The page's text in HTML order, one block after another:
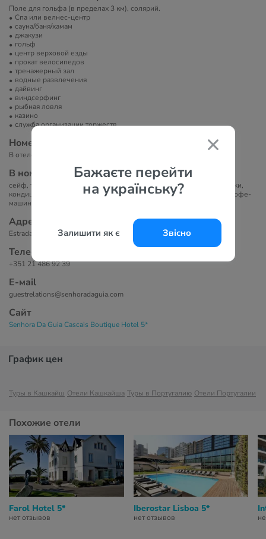
Бажаєте перейти
на українську?
Залишити як є Звісно
Поле для гольфа (в пределах 3 км), солярий.
Спа или велнес-центр
сауна/баня/хамам
джакузи
гольф
центр верховой езды
прокат велосипедов
тренажерный зал
водные развлечения
дайвинг
виндсерфинг
рыбная ловля
казино
служба организации торжеств
Номера
В отеле 41 номер.
В номерах
сейф, телефон, ванная комната, биде, фен, банные халаты и тапочки,
кондиционер, мини-бар, доступ к высокоскоростному интернету, кофе-
машина, балкон или терраса
Адрес
Estrada do Guincho, 2750-642 Cascais Portugal
Телефоны
+351 21 486 92 39
Е-маil
guestrelations@senhoradaguia.com
Сайт
Senhora Da Guia Cascais Boutique Hotel 5*
График цен
Туры в Кашкайш Отели Кашкайша Туры в Португалию Отели Португалии
Похожие отели
Farol Hotel 5*
нет отзывов
Iberostar Lisboa 5*
нет отзывов